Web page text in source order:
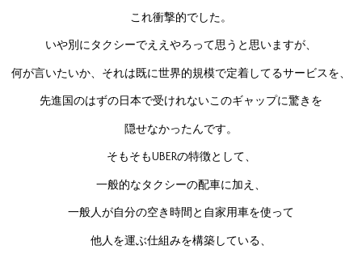
これ衝撃的でした。
いや別にタクシーでええやろって思うと思いますが、
何が言いたいか、それは既に世界的規模で定着してるサービスを、
先進国のはずの日本で受けれないこのギャップに驚きを
隠せなかったんです。
そもそもUBERの特徴として、
一般的なタクシーの配車に加え、
一般人が自分の空き時間と自家用車を使って
他人を運ぶ仕組みを構築している、